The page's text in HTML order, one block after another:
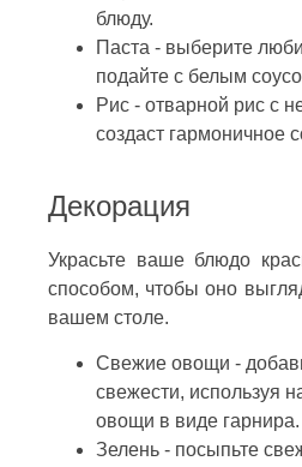
блюду.
Паста - выберите
подайте с белым
Рис - отварной рис с
создаст гармоничное
Декорация
Украсьте ваше блюдо
способом, чтобы оно
вашем столе.
Свежие овощи -
свежести, используя
овощи в виде гарнира.
Зелень - посыпьте